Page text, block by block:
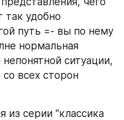
так удобно
путь =- вы по нему
нормальная
ситуации,
всех сторон
из серии "классика